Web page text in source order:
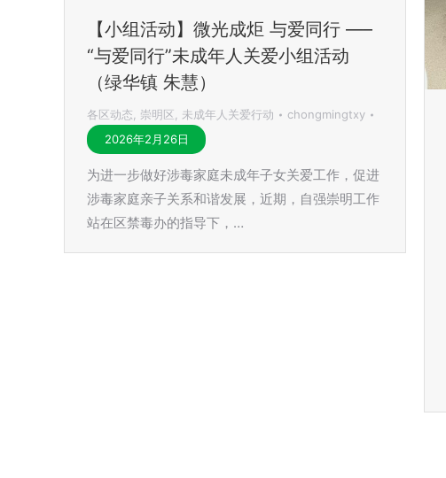
【小组活动】微光成炬 与爱同行 —–
“与爱同行”未成年人关爱小组活动
（绿华镇 朱慧）
各区动态 崇明区 未成年人关爱行动
chongmingtxy
2026年2月26日
为进一步做好涉毒家庭未成年子女关爱工作，促进
涉毒家庭亲子关系和谐发展，近期，自强崇明工作
站在区禁毒办的指导下，…